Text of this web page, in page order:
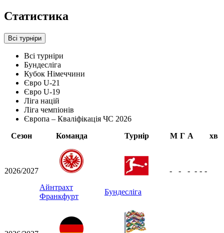
Статистика
Всі турніри
Всі турніри
Бундесліга
Кубок Німеччини
Євро U-21
Євро U-19
Ліга націй
Ліга чемпіонів
Європа – Кваліфікація ЧС 2026
Сезон
Команда Турнір М Г А хв
2026/2027
Айнтрахт
Франкфурт
Бундесліга
- - - - - -